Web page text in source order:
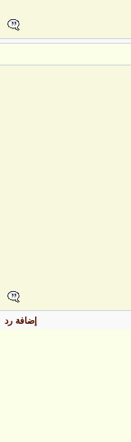
إضافة رد